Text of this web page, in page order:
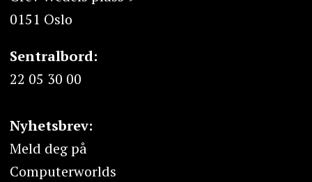
0151 Oslo
Sentralbord:
22 05 30 00
Nyhetsbrev:
Meld deg på
Computerworlds